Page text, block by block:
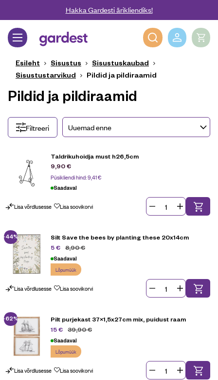
Liigu edasi põhisisu juurdeHakka Gardesti ärikliendiks!
Gardest
Esileht Sisustus
Sisustuskaubad
Sisustustarvikud
Pildid ja pildiraamid
Pildid ja pildiraamid
Filtreeri
Taldrikuhoidja must h26,5cm
9,90€
Püsikliendi hind:9,41€
Saadaval
Lisa võrdlusesse Lisa soovikorvi
-44%
Silt Save the bees by planting these 20x14cm
8,90€
5€
Saadaval
Lõpumüük
Lisa võrdlusesse Lisa soovikorvi
-62%
Pilt purjekast 37×1,5x27cm mix, puidust raam
39,90€
15€
Saadaval
Lõpumüük
Lisa võrdlusesse Lisa soovikorvi